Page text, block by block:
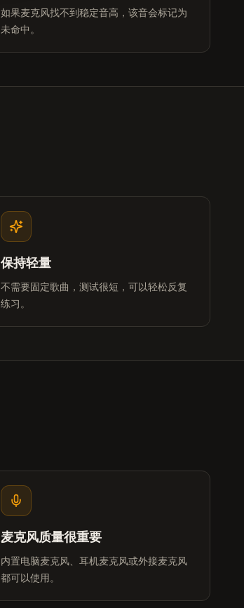
如果麦克风找不到稳定音高，该音会标记为
未命中。
保持轻量
不需要固定歌曲，测试很短，可以轻松反复
练习。
麦克风质量很重要
内置电脑麦克风、耳机麦克风或外接麦克风
都可以使用。